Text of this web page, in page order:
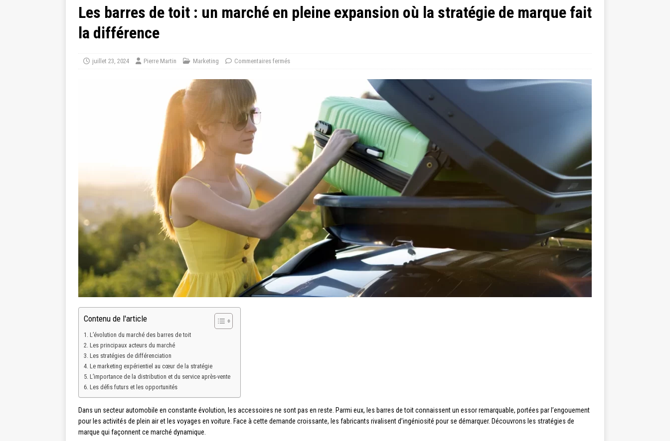
Les barres de toit : un marché en pleine expansion où la stratégie de marque fait
la différence
juillet 23, 2024 Pierre Martin Marketing Commentaires fermés
Contenu de l'article
L’évolution du marché des barres de toit
Les principaux acteurs du marché
Les stratégies de différenciation
Le marketing expérientiel au cœur de la stratégie
L’importance de la distribution et du service après-vente
Les défis futurs et les opportunités
Dans un secteur automobile en constante évolution, les accessoires ne sont pas en reste. Parmi eux, les barres de toit connaissent un essor remarquable, portées par l’engouement
pour les activités de plein air et les voyages en voiture. Face à cette demande croissante, les fabricants rivalisent d’ingéniosité pour se démarquer. Découvrons les stratégies de
marque qui façonnent ce marché dynamique.